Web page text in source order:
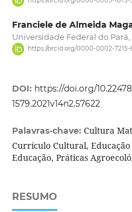
Franciele de Almeida
Universidade Federal do Pará,
https://orcid.org/0000-0002-7215-
DOI: https://doi.org/
1579.2021v14n2.57622
Palavras-chave: Cultura
Currículo Cultural, Educação
Educação, Práticas
RESUMO